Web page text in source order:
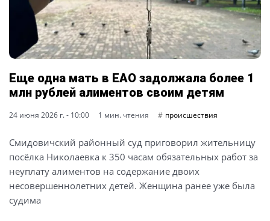
Еще одна мать в ЕАО задолжала более 1
млн рублей алиментов своим детям
24 июня 2026 г. - 10:00 1 мин. чтения происшествия
Смидовичский районный суд приговорил жительницу
посёлка Николаевка к 350 часам обязательных работ за
неуплату алиментов на содержание двоих
несовершеннолетних детей. Женщина ранее уже была
судима